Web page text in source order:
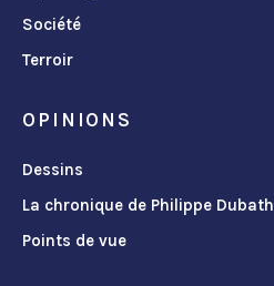
Société
Terroir
OPINIONS
Dessins
La chronique de Philippe Dubath
Points de vue